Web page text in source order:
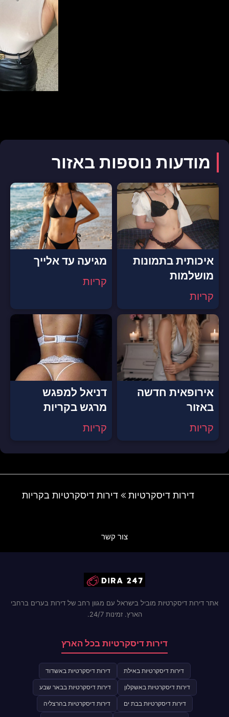
מודעות נוספות באזור
איכותית בתמונות
מושלמות
קריות
מגיעה עד אלייך
קריות
אירופאית חדשה
באזור
קריות
דניאל למפגש
מרגש בקריות
קריות
דירות דיסקרטיות דירות דיסקרטיות בקריות
צור קשר
אתר דירות דיסקרטיות מוביל בישראל עם מגוון רחב של דירות בערים ברחבי
הארץ. זמינות 24/7.
דירות דיסקרטיות בכל הארץ
דירות דיסקרטיות באילת דירות דיסקרטיות באשדוד
דירות דיסקרטיות באשקלון דירות דיסקרטיות בבאר שבע
דירות דיסקרטיות בבת ים דירות דיסקרטיות בהרצליה